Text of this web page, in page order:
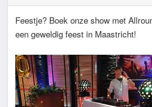
Feestje? Boek onze show met
een geweldig feest in Maastricht!